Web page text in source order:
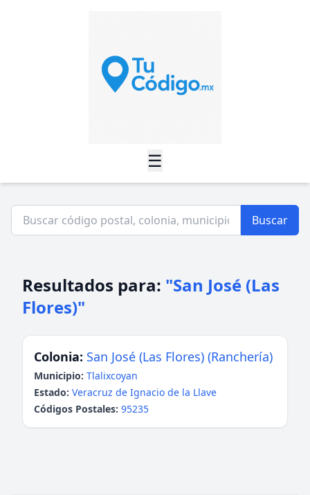
☰
Buscar
Resultados para: "San José (Las
Flores)"
Colonia: San José (Las Flores) (Ranchería)
Municipio: Tlalixcoyan
Estado: Veracruz de Ignacio de la Llave
Códigos Postales: 95235